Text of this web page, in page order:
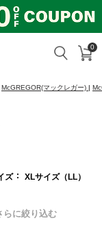
検索 カ
0
McGREGOR(マックレガー) |
ズ XLサイズ（LL）
らに絞り込む